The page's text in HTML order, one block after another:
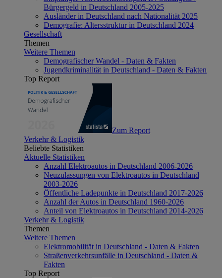
Bürgergeld in Deutschland 2005-2025
Ausländer in Deutschland nach Nationalität 2025
Demografie: Altersstruktur in Deutschland 2024
Gesellschaft
Themen
Weitere Themen
Demografischer Wandel - Daten & Fakten
Jugendkriminalität in Deutschland - Daten & Fakten
Top Report
Zum Report
Verkehr & Logistik
Beliebte Statistiken
Aktuelle Statistiken
Anzahl Elektroautos in Deutschland 2006-2026
Neuzulassungen von Elektroautos in Deutschland
2003-2026
Öffentliche Ladepunkte in Deutschland 2017-2026
Anzahl der Autos in Deutschland 1960-2026
Anteil von Elektroautos in Deutschland 2014-2026
Verkehr & Logistik
Themen
Weitere Themen
Elektromobilität in Deutschland - Daten & Fakten
Straßenverkehrsunfälle in Deutschland - Daten &
Fakten
Top Report